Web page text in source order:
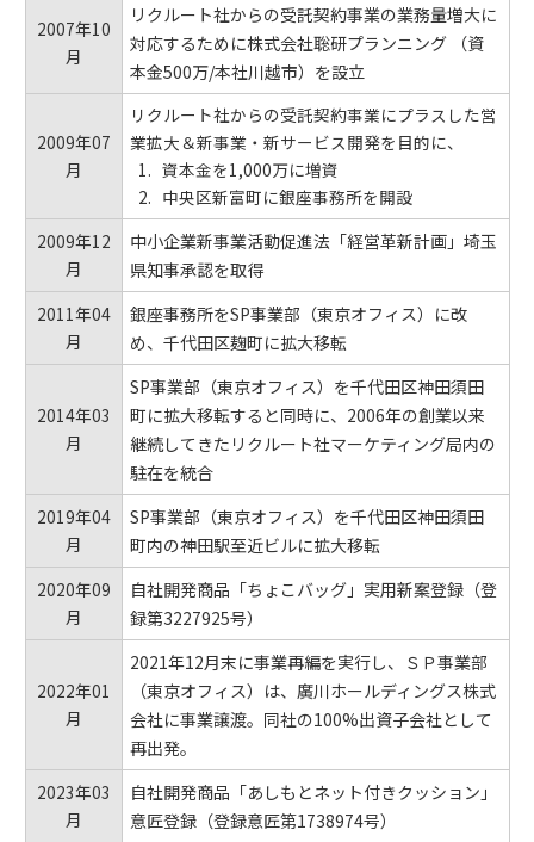
2007年10
月
リクルート社からの受託契約事業の業務量増大に
対応するために株式会社聡研プランニング （資
本金500万/本社川越市）を設立
2009年07
月
リクルート社からの受託契約事業にプラスした営
業拡大＆新事業・新サービス開発を目的に、
資本金を1,000万に増資
中央区新富町に銀座事務所を開設
2009年12
月
中小企業新事業活動促進法「経営革新計画」埼玉
県知事承認を取得
2011年04
月
銀座事務所をSP事業部（東京オフィス）に改
め、千代田区麹町に拡大移転
2014年03
月
SP事業部（東京オフィス）を千代田区神田須田
町に拡大移転すると同時に、2006年の創業以来
継続してきたリクルート社マーケティング局内の
駐在を統合
2019年04
月
SP事業部（東京オフィス）を千代田区神田須田
町内の神田駅至近ビルに拡大移転
2020年09
月
自社開発商品「ちょこバッグ」実用新案登録（登
録第3227925号）
2022年01
月
2021年12月末に事業再編を実行し、ＳＰ事業部
（東京オフィス）は、廣川ホールディングス株式
会社に事業譲渡。同社の100%出資子会社として
再出発。
2023年03
月
自社開発商品「あしもとネット付きクッション」
意匠登録（登録意匠第1738974号）